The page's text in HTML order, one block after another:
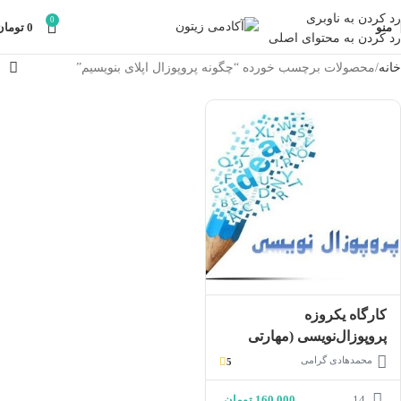
رد کردن به ناوبری
رد کردن به محتوای اصلی
منو
0
0
خانه محصولات برچسب خورده “چگونه پروپوزال اپلای بنویسیم”
کارگاه یکروزه
پروپوزال‌نویسی (مهارتی
جهت دست یافتن به
فرصت‌های بین‌المللی علوم
محمدهادی گرامی 5